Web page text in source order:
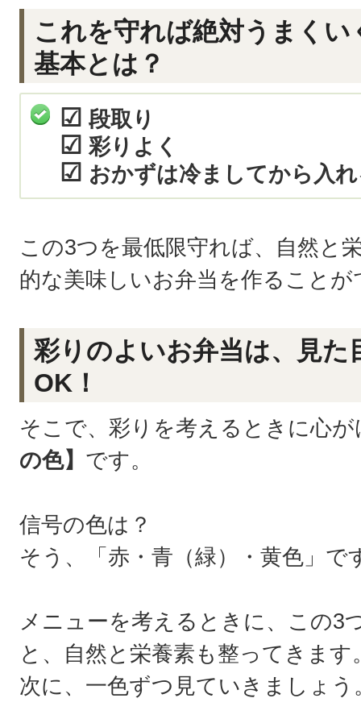
これを守れば絶対うまく
基本とは？
☑ 段取り
☑ 彩りよく
☑ おかずは冷ましてから入
この3つを最低限守れば、自然と
的な美味しいお弁当を作ることが
彩りのよいお弁当は、見た
OK！
そこで、彩りを考えるときに心
の色】 です。
信号の色は？
そう、「赤・青（緑）・黄色」で
メニューを考えるときに、この3
と、自然と栄養素も整ってきます
次に、一色ずつ見ていきましょう